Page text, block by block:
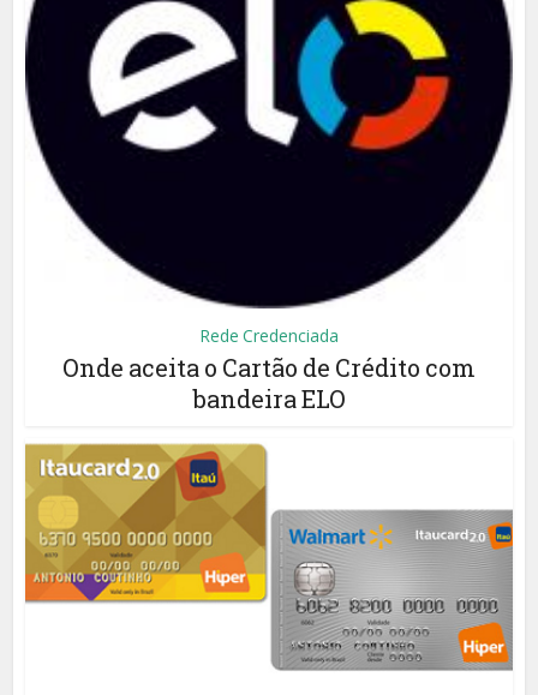
Rede Credenciada
Onde aceita o Cartão de Crédito com
bandeira ELO